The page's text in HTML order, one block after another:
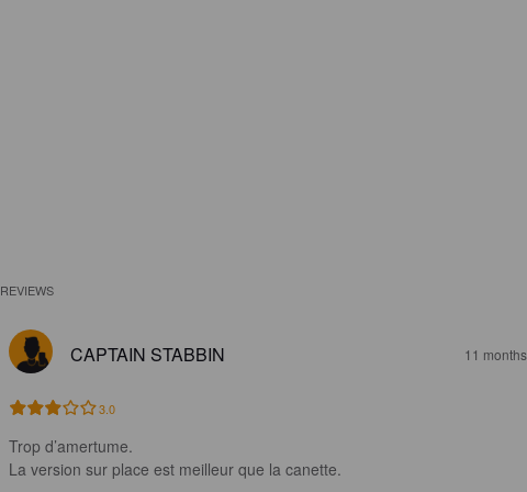
REVIEWS
CAPTAIN STABBIN 11
3.0
Trop d’amertume.
La version sur place est meilleur que la canette.